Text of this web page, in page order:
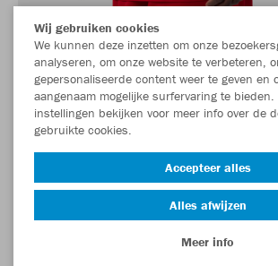
Wij gebruiken cookies
We kunnen deze inzetten om onze
analyseren, om onze website te verbeteren,
gepersonaliseerde content weer te geven en
aangenaam mogelijke surfervaring te bieden.
instellingen bekijken voor meer info over de
gebruikte cookies.
Accepteer alles
Alles afwijzen
Meer info